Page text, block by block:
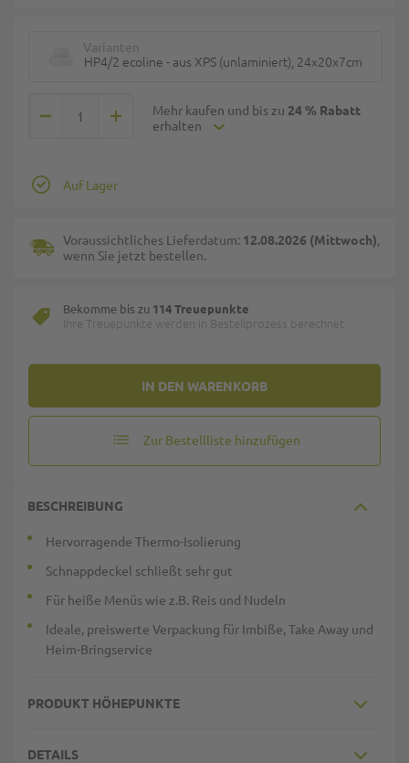
Varianten
HP4/2 ecoline - aus XPS (unlaminiert), 24x20x7cm - 2-
Mehr kaufen und bis zu 24 % Rabatt
erhalten
IN DEN WARENKORB
Auf Lager
Voraussichtliches Lieferdatum: 12.08.2026 (Mittwoch),
wenn Sie jetzt bestellen.
Bekomme bis zu 114 Treuepunkte
Ihre Treuepunkte werden in Bestellprozess berechnet.
Zur Bestellliste hinzufügen
BESCHREIBUNG
Hervorragende Thermo-Isolierung
Schnappdeckel schließt sehr gut
Für heiße Menüs wie z.B. Reis und Nudeln
Ideale, preiswerte Verpackung für Imbiße, Take Away und
Heim-Bringservice
PRODUKT HÖHEPUNKTE
DETAILS